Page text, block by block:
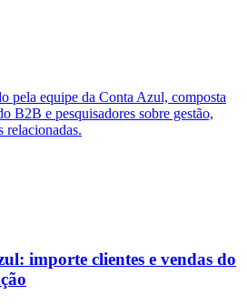
pela equipe da Conta Azul, composta
B2B e pesquisadores sobre gestão,
relacionadas.
importe clientes e vendas do